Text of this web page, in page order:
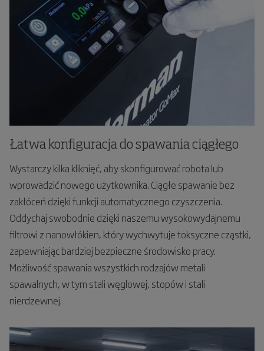
Łatwa konfiguracja do spawania ciągłego
Wystarczy kilka kliknięć, aby skonfigurować robota lub
wprowadzić nowego użytkownika. Ciągłe spawanie bez
zakłóceń dzięki funkcji automatycznego czyszczenia.
Oddychaj swobodnie dzięki naszemu wysokowydajnemu
filtrowi z nanowłókien, który wychwytuje toksyczne cząstki,
zapewniając bardziej bezpieczne środowisko pracy.
Możliwość spawania wszystkich rodzajów metali
spawalnych, w tym stali węglowej, stopów i stali
nierdzewnej.